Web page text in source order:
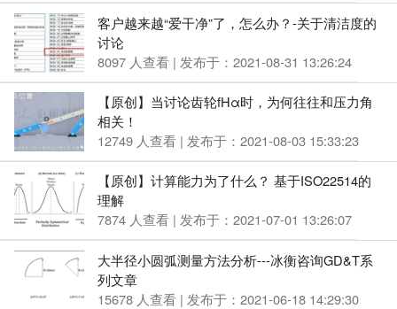
客户越来越“爱干净”了，怎么办？-关于清洁度的
讨论
8097 人查看 | 发布于：2021-08-31 13:26:24
【原创】当讨论齿轮fHα时，为何往往和压力角
相关！
12749 人查看 | 发布于：2021-08-03 15:33:23
【原创】计算能力为了什么？ 基于ISO22514的
理解
7874 人查看 | 发布于：2021-07-01 13:26:07
大半径小圆弧测量方法分析---冰衡咨询GD&T系
列文章
15678 人查看 | 发布于：2021-06-18 14:29:30